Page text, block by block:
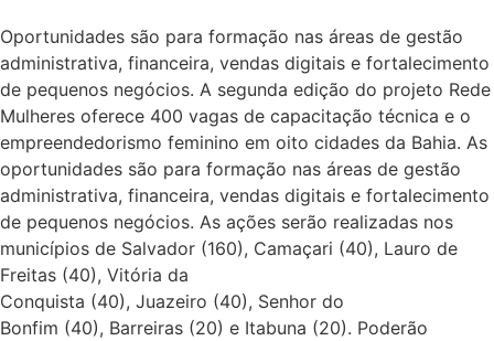
Oportunidades são para formação nas áreas de gestão
administrativa, financeira, vendas digitais e fortalecimento
de pequenos negócios. A segunda edição do projeto Rede
Mulheres oferece 400 vagas de capacitação técnica e o
empreendedorismo feminino em oito cidades da Bahia. As
oportunidades são para formação nas áreas de gestão
administrativa, financeira, vendas digitais e fortalecimento
de pequenos negócios. As ações serão realizadas nos
municípios de Salvador (160), Camaçari (40), Lauro de
Freitas (40), Vitória da
Conquista (40), Juazeiro (40), Senhor do
Bonfim (40), Barreiras (20) e Itabuna (20). Poderão